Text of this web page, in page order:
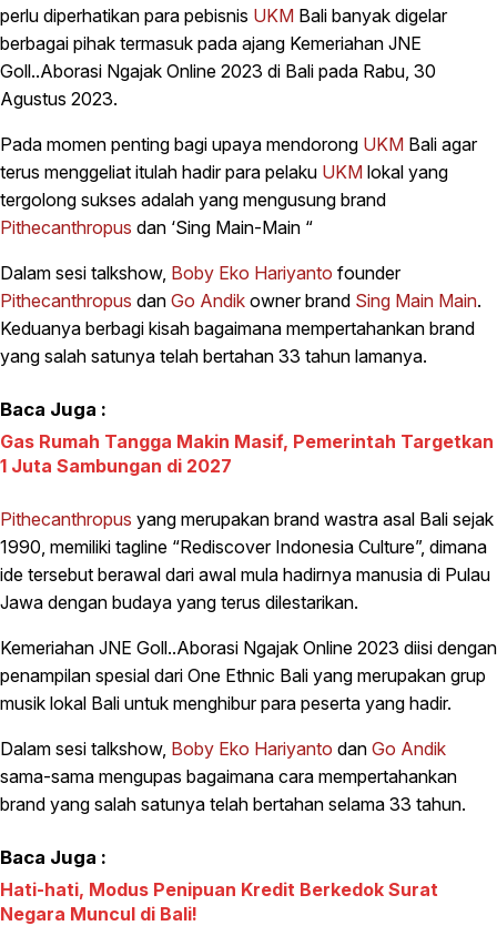
perlu diperhatikan para pebisnis UKM Bali banyak digelar
berbagai pihak termasuk pada ajang Kemeriahan JNE
Goll..Aborasi Ngajak Online 2023 di Bali pada Rabu, 30
Agustus 2023.
Pada momen penting bagi upaya mendorong UKM Bali agar
terus menggeliat itulah hadir para pelaku UKM lokal yang
tergolong sukses adalah yang mengusung brand
Pithecanthropus dan ‘Sing Main-Main “
Dalam sesi talkshow, Boby Eko Hariyanto founder
Pithecanthropus dan Go Andik owner brand Sing Main Main.
Keduanya berbagi kisah bagaimana mempertahankan brand
yang salah satunya telah bertahan 33 tahun lamanya.
Baca Juga :
Gas Rumah Tangga Makin Masif, Pemerintah Targetkan
1 Juta Sambungan di 2027
Pithecanthropus yang merupakan brand wastra asal Bali sejak
1990, memiliki tagline “Rediscover Indonesia Culture”, dimana
ide tersebut berawal dari awal mula hadirnya manusia di Pulau
Jawa dengan budaya yang terus dilestarikan.
Kemeriahan JNE Goll..Aborasi Ngajak Online 2023 diisi dengan
penampilan spesial dari One Ethnic Bali yang merupakan grup
musik lokal Bali untuk menghibur para peserta yang hadir.
Dalam sesi talkshow, Boby Eko Hariyanto dan Go Andik
sama-sama mengupas bagaimana cara mempertahankan
brand yang salah satunya telah bertahan selama 33 tahun.
Baca Juga :
Hati-hati, Modus Penipuan Kredit Berkedok Surat
Negara Muncul di Bali!